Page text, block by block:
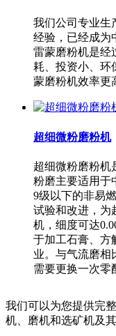
我们公司专业生
经验，已经成为
雷蒙磨粉机是经
耗、投资小、环
蒙磨粉机效率更
超细微粉磨粉机
超细微粉磨粉机
粉磨主要适用于
9级以下的非易
试验和改进，为
机，细度可达
于加工石膏、方
业。与气流磨相
需要更换一次零
我们可以为您提供完
机、磨机和选矿机及其